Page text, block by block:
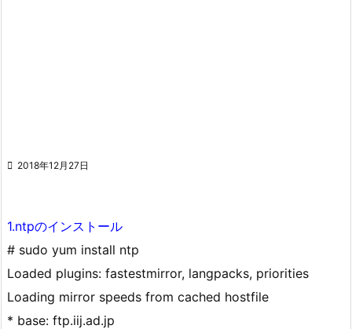
 2018年12月27日
1.ntpのインストール
# sudo yum install ntp
Loaded plugins: fastestmirror, langpacks, priorities
Loading mirror speeds from cached hostfile
* base: ftp.iij.ad.jp